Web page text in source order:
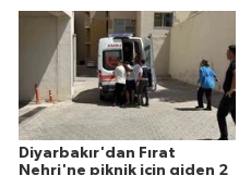
Diyarbakır'dan Fırat
Nehri'ne piknik için giden 2